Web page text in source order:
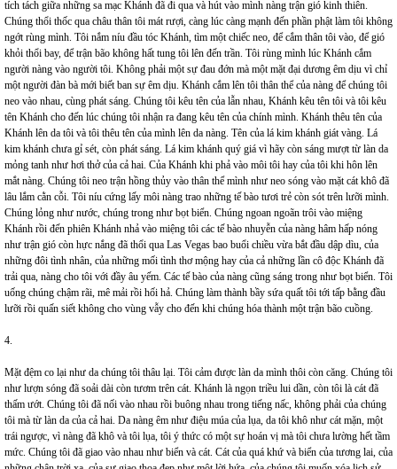
tích tách giữa những sa mạc Khánh đã đi qua và hút vào mình nàng trận gió kinh thiên.
Chúng thổi thốc qua châu thân tôi mát rượi, càng lúc càng mạnh đến phần phật làm tôi không
ngớt rùng mình. Tôi nắm níu đầu tóc Khánh, tìm một chiếc neo, để cắm thân tôi vào, để gió
khỏi thổi bay, để trận bão không hất tung tôi lên đến trần. Tôi rùng mình lúc Khánh cắm
người nàng vào người tôi. Không phải một sự đau đớn mà một mặt đại dương êm dịu vì chỉ
một người đàn bà mới biết ban sự êm dịu. Khánh cắm lên tôi thân thể của nàng để chúng tôi
neo vào nhau, cùng phát sáng. Chúng tôi kêu tên của lẫn nhau, Khánh kêu tên tôi và tôi kêu
tên Khánh cho đến lúc chúng tôi nhận ra đang kêu tên của chính mình. Khánh thêu tên của
Khánh lên da tôi và tôi thêu tên của mình lên da nàng. Tên của lá kim khánh giát vàng. Lá
kim khánh chưa gỉ sét, còn phát sáng. Lá kim khánh quý giá vì hãy còn sáng mượt từ làn da
mỏng tanh như hơi thở của cả hai. Của Khánh khi phả vào môi tôi hay của tôi khi hôn lên
mắt nàng. Chúng tôi neo trận hồng thủy vào thân thể mình như neo sóng vào mặt cát khô đã
lâu lắm cằn cỗi. Tôi níu cứng lấy môi nàng trao những tế bào tươi trẻ còn sót trên lưỡi mình.
Chúng lỏng như nước, chúng trong như bọt biển. Chúng ngoan ngoãn trôi vào miệng
Khánh rồi đến phiên Khánh nhả vào miệng tôi các tế bào nhuyễn của nàng hâm hấp nóng
như trận gió còn hực nắng đã thổi qua Las Vegas bao buổi chiều vừa bắt đầu dập dìu, của
những đôi tình nhân, của những mối tình thơ mộng hay của cả những lần cô độc Khánh đã
trải qua, nàng cho tôi với đầy âu yếm. Các tế bào của nàng cũng sáng trong như bọt biển. Tôi
uống chúng chậm rãi, mê mải rồi hối hả. Chúng làm thành bầy sứa quất tôi tới tấp bằng đầu
lưỡi rồi quấn siết không cho vùng vẫy cho đến khi chúng hóa thành một trận bão cuồng.
4.
Mặt đệm co lại như da chúng tôi thâu lại. Tôi cảm được làn da mình thôi còn căng. Chúng tôi
như lượn sóng đã soải dài còn tươm trên cát. Khánh là ngọn triều lui dần, còn tôi là cát đã
thấm ướt. Chúng tôi đã nối vào nhau rồi buông nhau trong tiếng nấc, không phải của chúng
tôi mà từ làn da của cả hai. Da nàng êm như điệu múa của lụa, da tôi khô như cát mặn, một
trái ngược, vì nàng đã khô và tôi lụa, tôi ý thức có một sự hoán vị mà tôi chưa lường hết tầm
mức. Chúng tôi đã giao vào nhau như biển và cát. Cát của quá khứ và biển của tương lai, của